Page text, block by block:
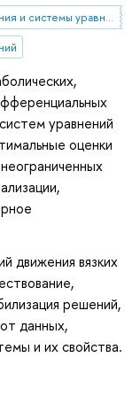
27.31.17 Линейные и квазилинейные уравнения и системы уравнений
уравнений
оценки
движения вязких
решений,
данных,
и их свойства.